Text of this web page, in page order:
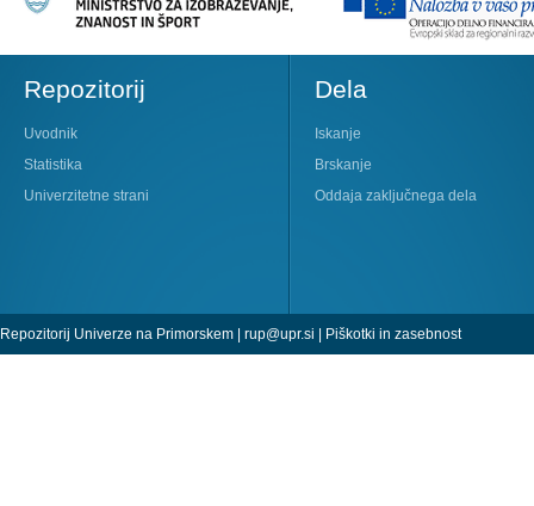
Repozitorij
Uvodnik
Statistika
Univerzitetne strani
Dela
Iskanje
Brskanje
Oddaja zaključnega dela
Repozitorij Univerze na Primorskem | rup@upr.si | Piškotki in zasebnost